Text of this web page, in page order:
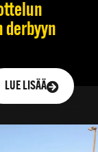
derbyyn
LUE LISÄÄ